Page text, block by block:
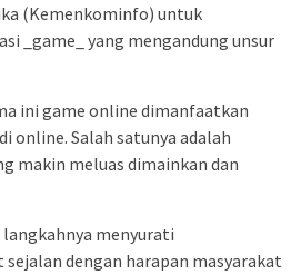
(Kemenkominfo) untuk
_game_ yang mengandung unsur
ini game online dimanfaatkan
online. Salah satunya adalah
makin meluas dimainkan dan
langkahnya menyurati
dengan harapan masyarakat